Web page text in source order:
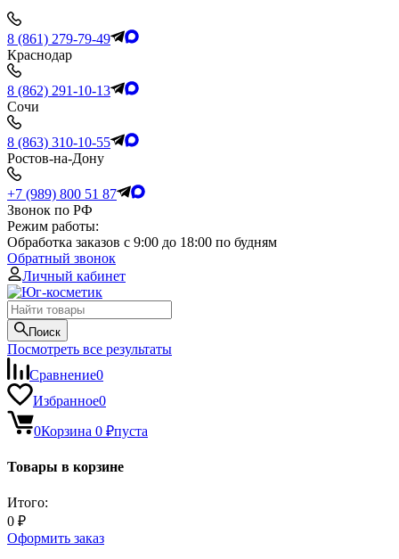
8 (861) 279-79-49
Краснодар
8 (862) 291-10-13
Сочи
8 (863) 310-10-55
Ростов-на-Дону
+7 (989) 800 51 87
Звонок по РФ
Режим работы:
Обработка заказов с 9:00 до 18:00 по будням
Обратный звонок
Личный кабинет
Поиск
Посмотреть все результаты
Сравнение0
Избранное0
0Корзина 0 ₽пуста
Товары в корзине
Итого:
0 ₽
Оформить заказ